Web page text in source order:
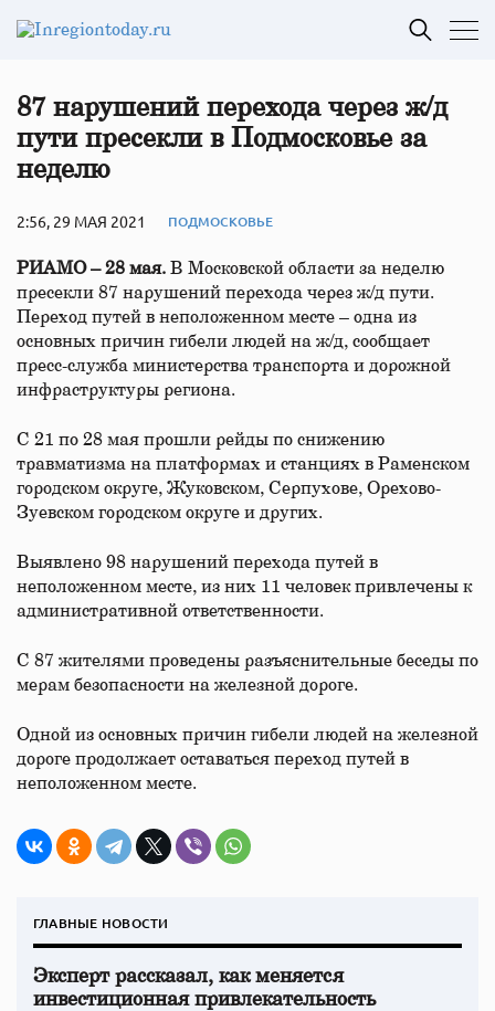
87 нарушений перехода через ж/д
пути пресекли в Подмосковье за
неделю
2:56, 29 МАЯ 2021 ПОДМОСКОВЬЕ
РИАМО – 28 мая. В Московской области за неделю
пресекли 87 нарушений перехода через ж/д пути.
Переход путей в неположенном месте – одна из
основных причин гибели людей на ж/д, сообщает
пресс-служба министерства транспорта и дорожной
инфраструктуры региона.
С 21 по 28 мая прошли рейды по снижению
травматизма на платформах и станциях в Раменском
городском округе, Жуковском, Серпухове, Орехово-
Зуевском городском округе и других.
Выявлено 98 нарушений перехода путей в
неположенном месте, из них 11 человек привлечены к
административной ответственности.
С 87 жителями проведены разъяснительные беседы по
мерам безопасности на железной дороге.
Одной из основных причин гибели людей на железной
дороге продолжает оставаться переход путей в
неположенном месте.
ГЛАВНЫЕ НОВОСТИ
Эксперт рассказал, как меняется
инвестиционная привлекательность